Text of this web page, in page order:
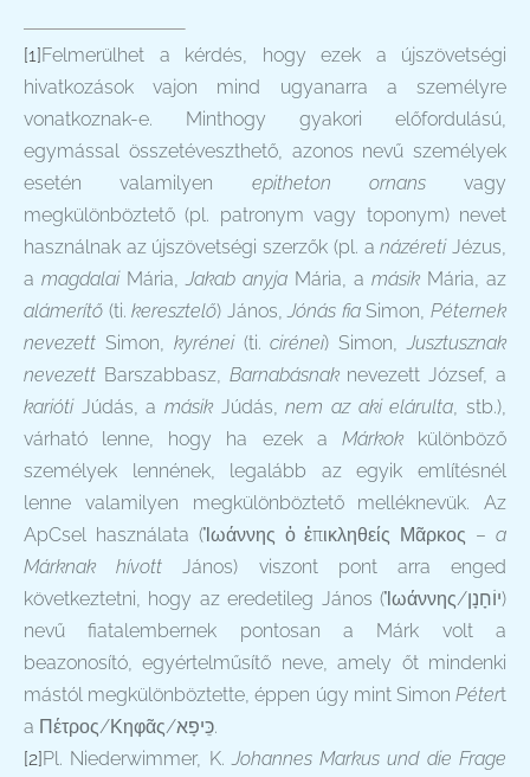
[1]Felmerülhet a kérdés, hogy ezek a újszövetségi
hivatkozások vajon mind ugyanarra a személyre
vonatkoznak-e. Minthogy gyakori előfordulású,
egymással összetéveszthető, azonos nevű személyek
esetén valamilyen epitheton ornans vagy
megkülönböztető (pl. patronym vagy toponym) nevet
használnak az újszövetségi szerzők (pl. anázéreti Jézus,
a magdalai Mária, Jakab anyja Mária, a másik Mária, az
alámerítő (ti.keresztelő) János, Jónás fiaSimon,Péternek
nevezett Simon, kyrénei (ti.cirénei) Simon,
Jusztusznak
nevezett Barszabbasz, Barnabásnak nevezett József, a
karióti Júdás, amásik Júdás,nem az aki elárulta stb.),
várható lenne, hogy ha ezek a Márkokkülönböző
személyek lennének, legalább az egyik említésnél
lenne valamilyen megkülönböztető melléknevük. Az
ApCsel használata (Ἰωάννης ὁ ἐπικληθείς Μᾶρκος – a
Márknak hívott
János) viszont pont arra enged
következtetni, hogy az eredetileg János (Ἰωάννης/יוֹחָנָן‎)
nevű fiatalembernek pontosan a Márk volt a
beazonosító, egyértelműsítő neve, amely őt mindenki
mástól megkülönböztette, éppen úgy mint Simon Pétert
a Πέτρος/Κηφᾶς/כֵּיפָא.
[2]Pl. Niederwimmer, K. Johannes Markus und die Frage